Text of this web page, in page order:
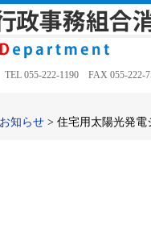
055-222-1190 FAX 055-222-
お知らせ > 住宅用太陽光発電